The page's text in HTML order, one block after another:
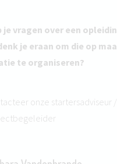
je vragen over een
je eraan om die op
te organiseren?
onze startersadviseur /